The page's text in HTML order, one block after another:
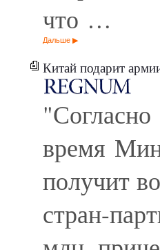
что …
Дальше
Китай подарит
время
получит
стран-